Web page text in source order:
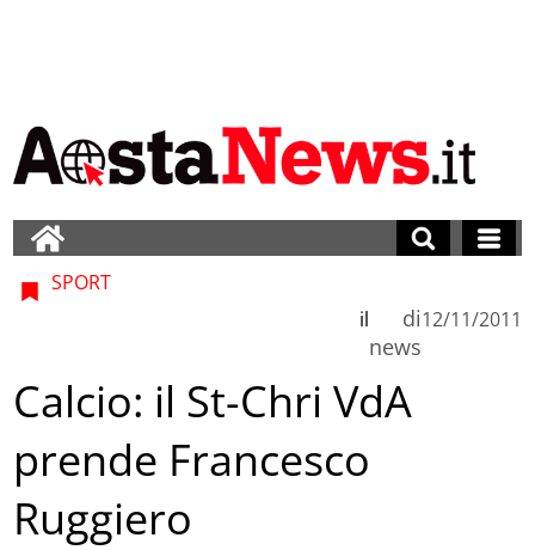
SPORT
di
news
il 12/11/2011
Calcio: il St-Chri VdA
prende Francesco
Ruggiero